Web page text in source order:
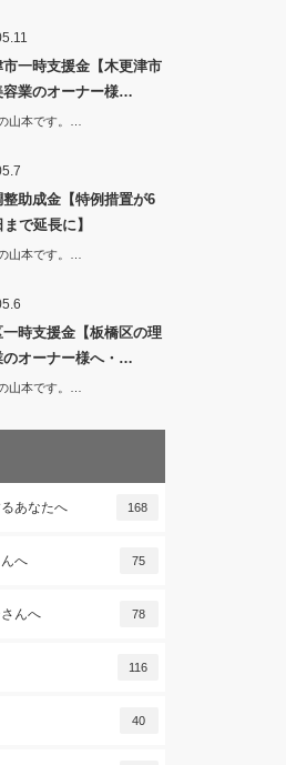
一時支援金【木更津市
容業のオーナー様…
山本です。…
整助成金【特例措置が6
で延長に】
山本です。…
時支援金【板橋区の理
のオーナー様へ・…
山本です。…
あなたへ 168
へ 75
んへ 78
116
40